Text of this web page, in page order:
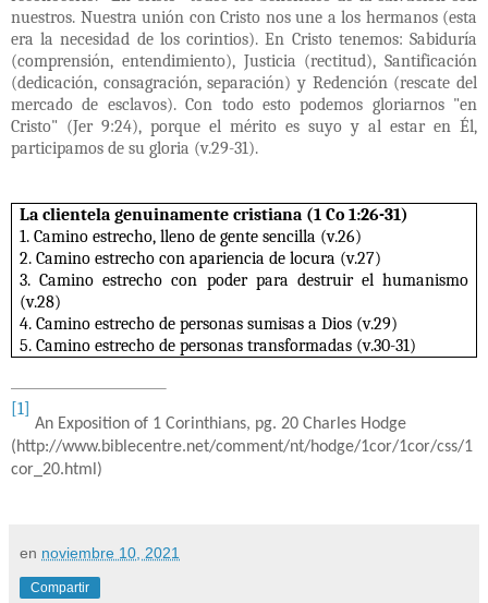
nuestros. Nuestra unión con Cristo nos une a los hermanos (esta
era la necesidad de los corintios). En Cristo tenemos: Sabiduría
(comprensión, entendimiento), Justicia (rectitud), Santificación
(dedicación, consagración, separación) y Redención (rescate del
mercado de esclavos). Con todo esto podemos gloriarnos "en
Cristo" (Jer 9:24), porque el mérito es suyo y al estar en Él,
participamos de su gloria (v.29-31).
La clientela genuinamente cristiana (1 Co 1:26-31)
1. Camino estrecho, lleno de gente sencilla (v.26)
2. Camino estrecho con apariencia de locura (v.27)
3. Camino estrecho con poder para destruir el humanismo
(v.28)
4. Camino estrecho de personas sumisas a Dios (v.29)
5. Camino estrecho de personas transformadas (v.30-31)
[1]
An Exposition of 1 Corinthians, pg. 20 Charles Hodge
(http://www.biblecentre.net/comment/nt/hodge/1cor/1cor/css/1
cor_20.html)
en noviembre 10, 2021
Compartir